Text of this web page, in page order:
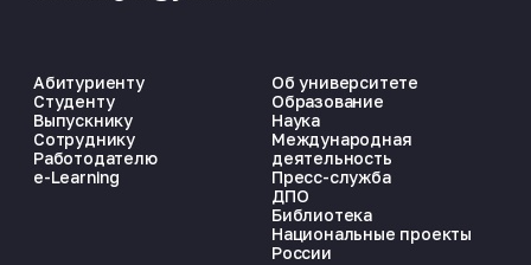
Абитуриенту
Студенту
Выпускнику
Сотруднику
Работодателю
e-Learning
Об университете
Образование
Наука
Международная
деятельность
Пресс-служба
ДПО
Библиотека
Национальные проекты
России